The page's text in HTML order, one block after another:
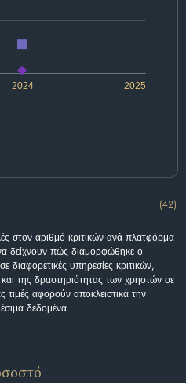
2024 2025
(42)
στον αριθμό κριτικών ανά πλατφόρμα
δείχνουν πώς διαμορφώθηκε ο
διαφορετικές υπηρεσίες κριτικών,
της δραστηριότητας των χρηστών σε
αφορούν αποκλειστικά την
δεδομένα.